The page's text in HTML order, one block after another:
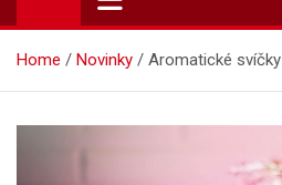
Home Novinky Aromatické svíčky